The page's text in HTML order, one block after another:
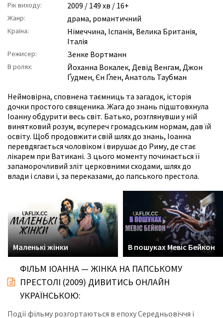
Рік виходу: 2009 / 149 хв / 16+
Жанр: драма, романтичний
Країна:
Німеччина, Іспанія, Велика Британія,
Італія
Режисер: Зенке Вортманн
В ролях: Йоханна Вокалек, Девід Венгам, Джон
Ґудмен, Єн Ґлен, Анатоль Таубман
Неймовірна, сповнена таємниць та загадок, історія
дочки простого священика. Жага до знань підштовхнула
Іоанну обдурити весь світ. Батько, розглянувши у ній
винятковий розум, всупереч громадським нормам, дав їй
освіту. Щоб продовжити свій шлях до знань, Іоанна
перевдягається чоловіком і вирушає до Риму, де стає
лікарем при Ватикані. З цього моменту починається її
запаморочливий зліт церковними сходами, шлях до
влади і слави і, за переказами, до папського престола.
Маленькі жінки В пошуках Мевіс Бейкон
ФІЛЬМ ІОАННА — ЖІНКА НА ПАПСЬКОМУ
ПРЕСТОЛІ (2009) ДИВИТИСЬ ОНЛАЙН
УКРАЇНСЬКОЮ:
Події фільму розгортаються в епоху Середньовіччя і